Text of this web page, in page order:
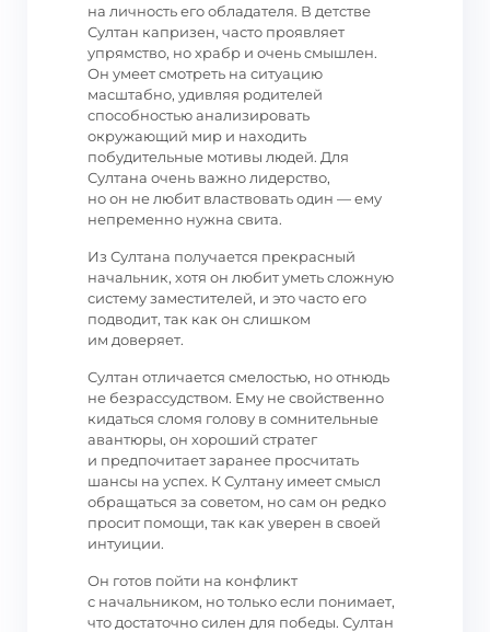
на личность его обладателя. В детстве
Султан капризен, часто проявляет
упрямство, но храбр и очень смышлен.
Он умеет смотреть на ситуацию
масштабно, удивляя родителей
способностью анализировать
окружающий мир и находить
побудительные мотивы людей. Для
Султана очень важно лидерство,
но он не любит властвовать один — ему
непременно нужна свита.
Из Султана получается прекрасный
начальник, хотя он любит уметь сложную
систему заместителей, и это часто его
подводит, так как он слишком
им доверяет.
Султан отличается смелостью, но отнюдь
не безрассудством. Ему не свойственно
кидаться сломя голову в сомнительные
авантюры, он хороший стратег
и предпочитает заранее просчитать
шансы на успех. К Султану имеет смысл
обращаться за советом, но сам он редко
просит помощи, так как уверен в своей
интуиции.
Он готов пойти на конфликт
с начальником, но только если понимает,
что достаточно силен для победы. Султан